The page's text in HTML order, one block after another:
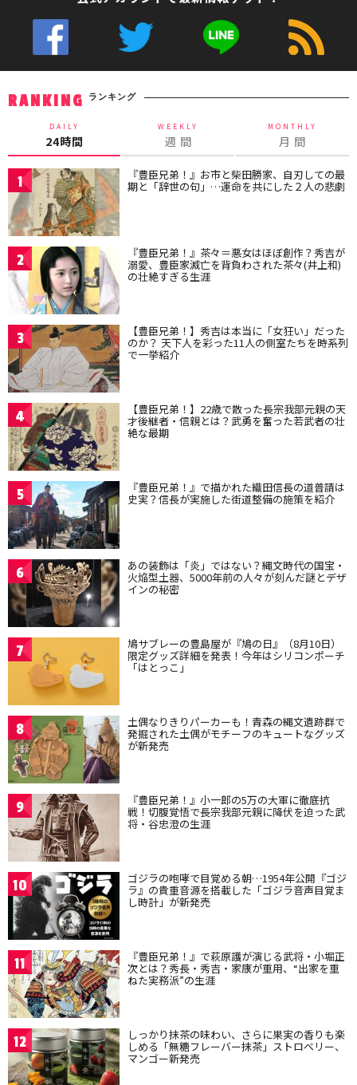
RANKING ランキング
DAILY
24時間
WEEKLY
週 間
MONTHLY
月 間
1 『豊臣兄弟！』お市と柴田勝家、自刃しての最
期と「辞世の句」…運命を共にした２人の悲劇
2 『豊臣兄弟！』茶々＝悪女はほぼ創作？秀吉が
溺愛、豊臣家滅亡を背負わされた茶々(井上和)
の壮絶すぎる生涯
3 【豊臣兄弟！】秀吉は本当に「女狂い」だった
のか？ 天下人を彩った11人の側室たちを時系列
で一挙紹介
4 【豊臣兄弟！】22歳で散った長宗我部元親の天
才後継者・信親とは？武勇を奮った若武者の壮
絶な最期
5 『豊臣兄弟！』で描かれた織田信長の道普請は
史実？信長が実施した街道整備の施策を紹介
6 あの装飾は「炎」ではない？縄文時代の国宝・
火焔型土器、5000年前の人々が刻んだ謎とデザ
インの秘密
7 鳩サブレーの豊島屋が『鳩の日』（8月10日）
限定グッズ詳細を発表！今年はシリコンポーチ
「はとっこ」
8 土偶なりきりパーカーも！青森の縄文遺跡群で
発掘された土偶がモチーフのキュートなグッズ
が新発売
9 『豊臣兄弟！』小一郎の5万の大軍に徹底抗
戦！切腹覚悟で長宗我部元親に降伏を迫った武
将・谷忠澄の生涯
10 ゴジラの咆哮で目覚める朝…1954年公開『ゴジ
ラ』の貴重音源を搭載した「ゴジラ音声目覚ま
し時計」が新発売
11 『豊臣兄弟！』で萩原護が演じる武将・小堀正
次とは？秀長・秀吉・家康が重用、“出家を重
ねた実務派”の生涯
12 しっかり抹茶の味わい、さらに果実の香りも楽
しめる「無糖フレーバー抹茶」ストロベリー、
マンゴー新発売